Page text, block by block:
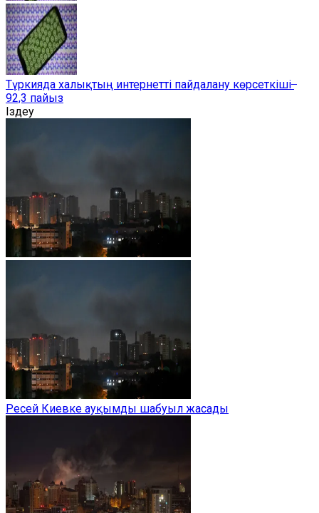
Түркияда халықтың интернетті пайдалану көрсеткіші ̶
92,3 пайыз
Іздеу
Ресей Киевке ауқымды шабуыл жасады